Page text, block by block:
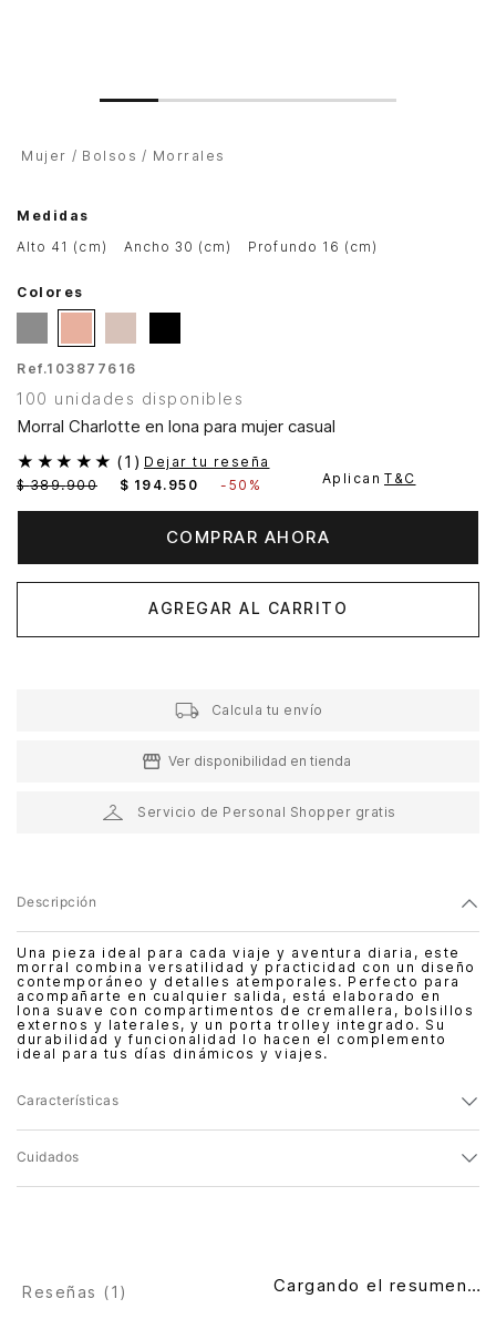
Mujer Bolsos Morrales
Medidas
alto 41 (cm)
ancho 30 (cm) profundo 16 (cm)
Colores
Ref.103877616
100 unidades disponibles
Morral Charlotte en lona para mujer casual
★ ★ ★ ★ ★ (1 ) Dejar tu reseña
$ 389.900 $ 194. 950 - 50% Aplican T&C
COMPRAR AHORA
AGREGAR AL CARRITO
Calcula tu envío
Ver disponibilidad en tienda
Servicio de Personal Shopper gratis
Descripción
Una pieza ideal para cada viaje y aventura diaria, este
morral combina versatilidad y practicidad con un diseño
contemporáneo y detalles atemporales. Perfecto para
acompañarte en cualquier salida, está elaborado en
lona suave con compartimentos de cremallera, bolsillos
externos y laterales, y un porta trolley integrado. Su
durabilidad y funcionalidad lo hacen el complemento
ideal para tus días dinámicos y viajes.
Características
Cuidados
Reseñas (1 ) Cargando el resumen…